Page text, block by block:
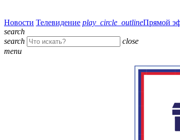
Новости Телевидение play_circle_outlineПрямой
search
search
close
menu